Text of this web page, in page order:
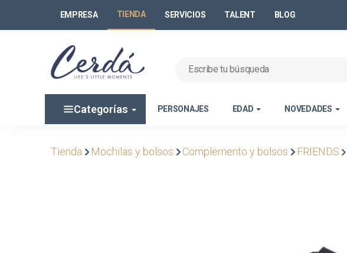
EMPRESA TIENDA SERVICIOS TALENT BLOG
Categorías PERSONAJES EDAD NOVEDADES
Tienda Mochilas y bolsos Complemento y bolsos FRIENDS